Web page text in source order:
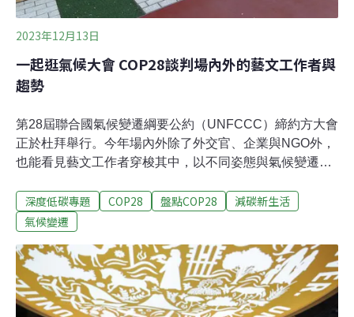
2023年12月13日
一起逛氣候大會 COP28談判場內外的藝文工作者與
趨勢
第28屆聯合國氣候變遷綱要公約（UNFCCC）締約方大會
正於杜拜舉行。今年場內外除了外交官、企業與NGO外，
也能看見藝文工作者穿梭其中，以不同姿態與氣候變遷議
放民眾進出的的公開區域）放置藝術品，是最經典也最老
套的形式。這些作品主題與氣候變遷相關，可能使用環境
溝通氣候變遷概念的互動性。例如去年主辦國埃及在綠區
入口處，就設有一系列由廢棄塑膠袋、塑膠瓶的動物雕
像。今年官方設置的藝術裝置，以藝術家布拉德利
（Leonie Bradley）的作品《Swarm》為代表。此作品以
深度低碳專題 COP28 盤點COP28
減碳新生活
氣候變遷